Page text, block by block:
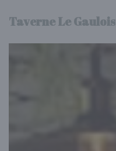
Taverne Le Gaulois